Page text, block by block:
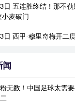
日 五连胜终结！那不
麦破门
日 西甲-穆里奇梅开二
闻
无数！中国足球太需